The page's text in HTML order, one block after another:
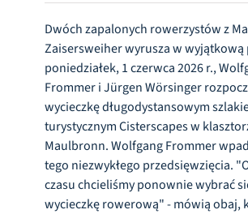
Dwóch zapalonych rowerzystów z
Zaisersweiher wyrusza w wyjątkową
poniedziałek, 1 czerwca 2026 r.,
Frommer i Jürgen Wörsinger
wycieczkę długodystansowym
turystycznym Cisterscapes w
Maulbronn. Wolfgang Frommer
tego niezwykłego przedsięwzięcia.
czasu chcieliśmy ponownie wybrać
wycieczkę rowerową" - mówią obaj,